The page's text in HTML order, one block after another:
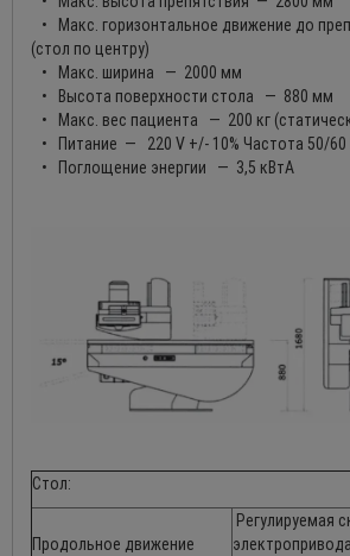
• Макс. горизонтальное движение до
(стол по центру)
• Макс. ширина — 2000 мм
• Высота поверхности стола — 880 мм
• Макс. вес пациента — 200 кг
• Питание — 220 V +/- 10% Частота 50/60
• Поглощение энергии — 3,5 кВтА
Стол:
Продольное движение
Регулируемая